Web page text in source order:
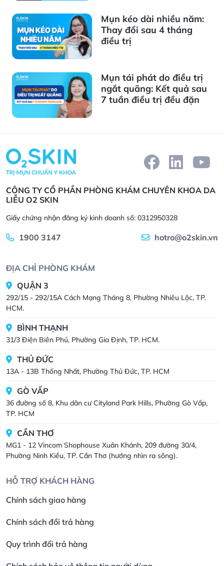
Mụn kéo dài nhiều năm:
Thay đổi sau 4 tháng
điều trị
Mụn tái phát do điều trị
ngắt quãng: Kết quả sau
7 tuần điều trị đều đặn
CÔNG TY CỔ PHẦN PHÒNG KHÁM CHUYÊN KHOA DA
LIỄU O2 SKIN
Giấy chứng nhận đăng ký kinh doanh số: 0312950328
1900 3147 hotro@o2skin.vn
ĐỊA CHỈ PHÒNG KHÁM
QUẬN 3
292/15 - 292/15A Cách Mạng Tháng 8, Phường Nhiêu Lộc, TP.
HCM.
BÌNH THẠNH
31/3 Điện Biên Phủ, Phường Gia Định, TP. HCM.
THỦ ĐỨC
13A - 13B Thống Nhất, Phường Thủ Đức, TP. HCM
GÒ VẤP
36 đường số 8, Khu dân cư Cityland Park Hills, Phường Gò Vấp,
TP. HCM
CẦN THƠ
MG1 - 12 Vincom Shophouse Xuân Khánh, 209 đường 30/4,
Phường Ninh Kiều, TP. Cần Thơ (hướng nhìn ra sông).
HỖ TRỢ KHÁCH HÀNG
Chính sách giao hàng
Chính sách đổi trả hàng
Quy trình đổi trả hàng